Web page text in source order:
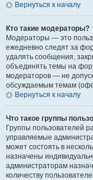
Вернуться к началу
Кто такие модераторы?
Модераторы — это
ежедневно следят за
удалять сообщения,
объединять темы на
модераторов — не
обсуждаемым темам
Вернуться к началу
Что такое группы
Группы пользователей
управляемые
может состоять в
назначены
администраторам
количеству